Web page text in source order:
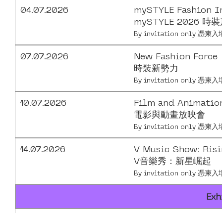
04.07.2026
mySTYLE Fashion
mySTYLE 2026 時
By invitation only 憑柬入
07.07.2026
New Fashion Force
時裝新勢力
By invitation only 憑柬入
10.07.2026
Film and
電影與動畫放映會
By invitation only 憑柬入
14.07.2026
V Music Show:
V音樂秀：新星崛起
By invitation only 憑柬入